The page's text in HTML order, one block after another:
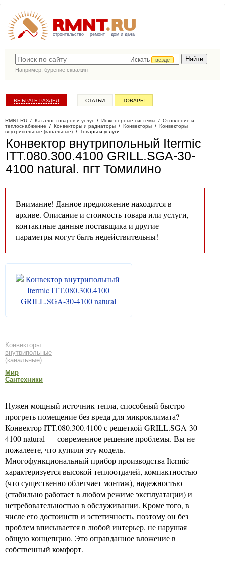
строительство ремонт дом и дача
Искать
везде
Например, бурение скважин
ВЫБРАТЬ РАЗДЕЛ СТАТЬИ ТОВАРЫ
RMNT.RU / Каталог товаров и услуг / Инженерные системы / Отопление и
теплоснабжение / Конвекторы и радиаторы / Конвекторы / Конвекторы
внутрипольные (канальные) / Товары и услуги
Конвектор внутрипольный Itermic
ITT.080.300.4100 GRILL.SGA-30-
4100 natural. пгт Томилино
Внимание! Данное предложение находится в
архиве. Описание и стоимость товара или услуги,
контактные данные поставщика и другие
параметры могут быть недействительны!
Конвекторы
внутрипольные
(канальные)
Мир
Сантехники
Нужен мощный источник тепла, способный быстро
прогреть помещение без вреда для микроклимата?
Конвектор ITT.080.300.4100 с решеткой GRILL.SGA-30-
4100 natural — современное решение проблемы. Вы не
пожалеете, что купили эту модель.
Многофункциональный прибор производства Itermic
характеризуется высокой теплоотдачей, компактностью
(что существенно облегчает монтаж), надежностью
(стабильно работает в любом режиме эксплуатации) и
нетребовательностью в обслуживании. Кроме того, в
числе его достоинств и эстетичность, поэтому он без
проблем вписывается в любой интерьер, не нарушая
общую концепцию. Это оправданное вложение в
собственный комфорт.